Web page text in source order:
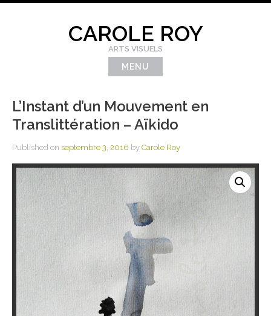
CAROLE ROY
ARTS VISUELS
MENU
L’Instant d’un Mouvement en
Translittération – Aïkido
Published on septembre 3, 2016 by Carole Roy